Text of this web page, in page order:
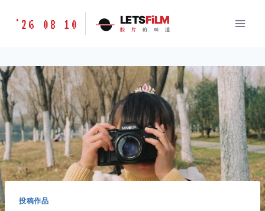
胶
味
道
LETSFILM
'26 08 10 LETSFiLM
胶 片 的 味 道
投稿作品